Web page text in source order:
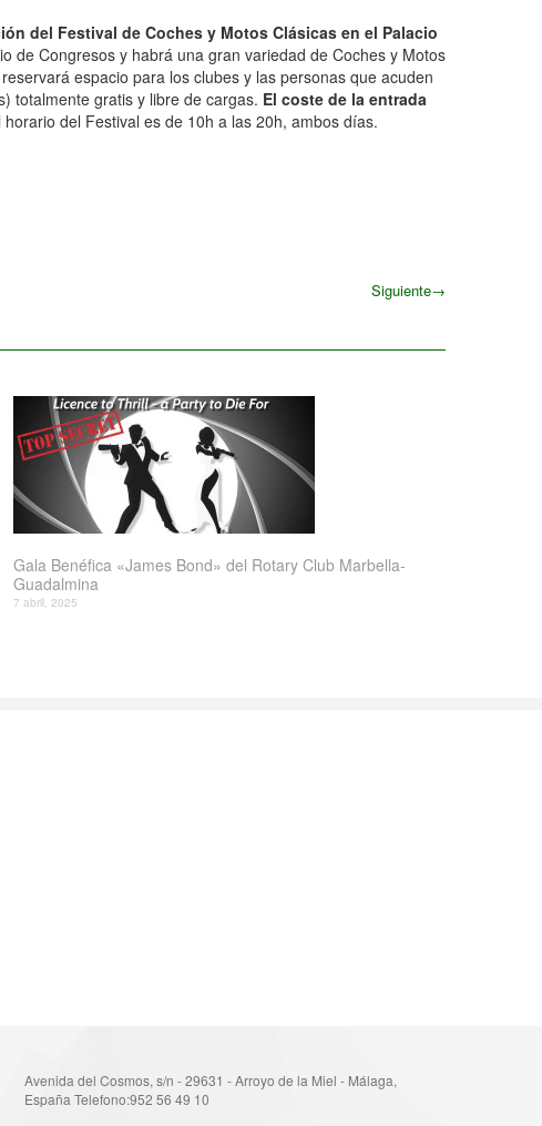
del Festival de Coches y Motos Clásicas en el Palacio
de Congresos y habrá una gran variedad de Coches y Motos
espacio para los clubes y las personas que acuden
totalmente gratis y libre de cargas. El coste de la entrada
horario del Festival es de 10h a las 20h, ambos días.
Siguiente→
Gala Benéfica «James Bond» del Rotary Club Marbella-
Guadalmina
7 abril, 2025
Avenida del Cosmos, s/n - 29631 - Arroyo de la Miel - Málaga,
España Telefono:952 56 49 10